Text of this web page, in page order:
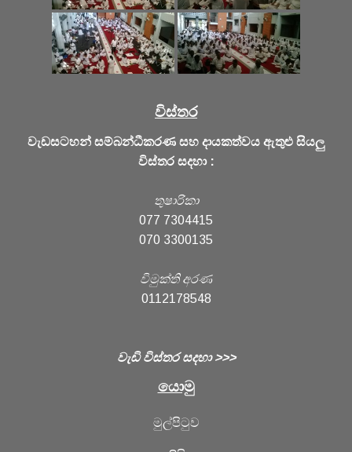
විස්තර
වැඩසටහන් සම්බන්ධීකරණ සහ දායකත්වය ඇතුළු සියලු
විස්තර සදහා :
තුෂාරිකා
077 7304415
070 3300135
විමුක්ති අරණ
0112178548
වැඩි විස්තර සදහා >>>
යොමු
මුල්පිටුව